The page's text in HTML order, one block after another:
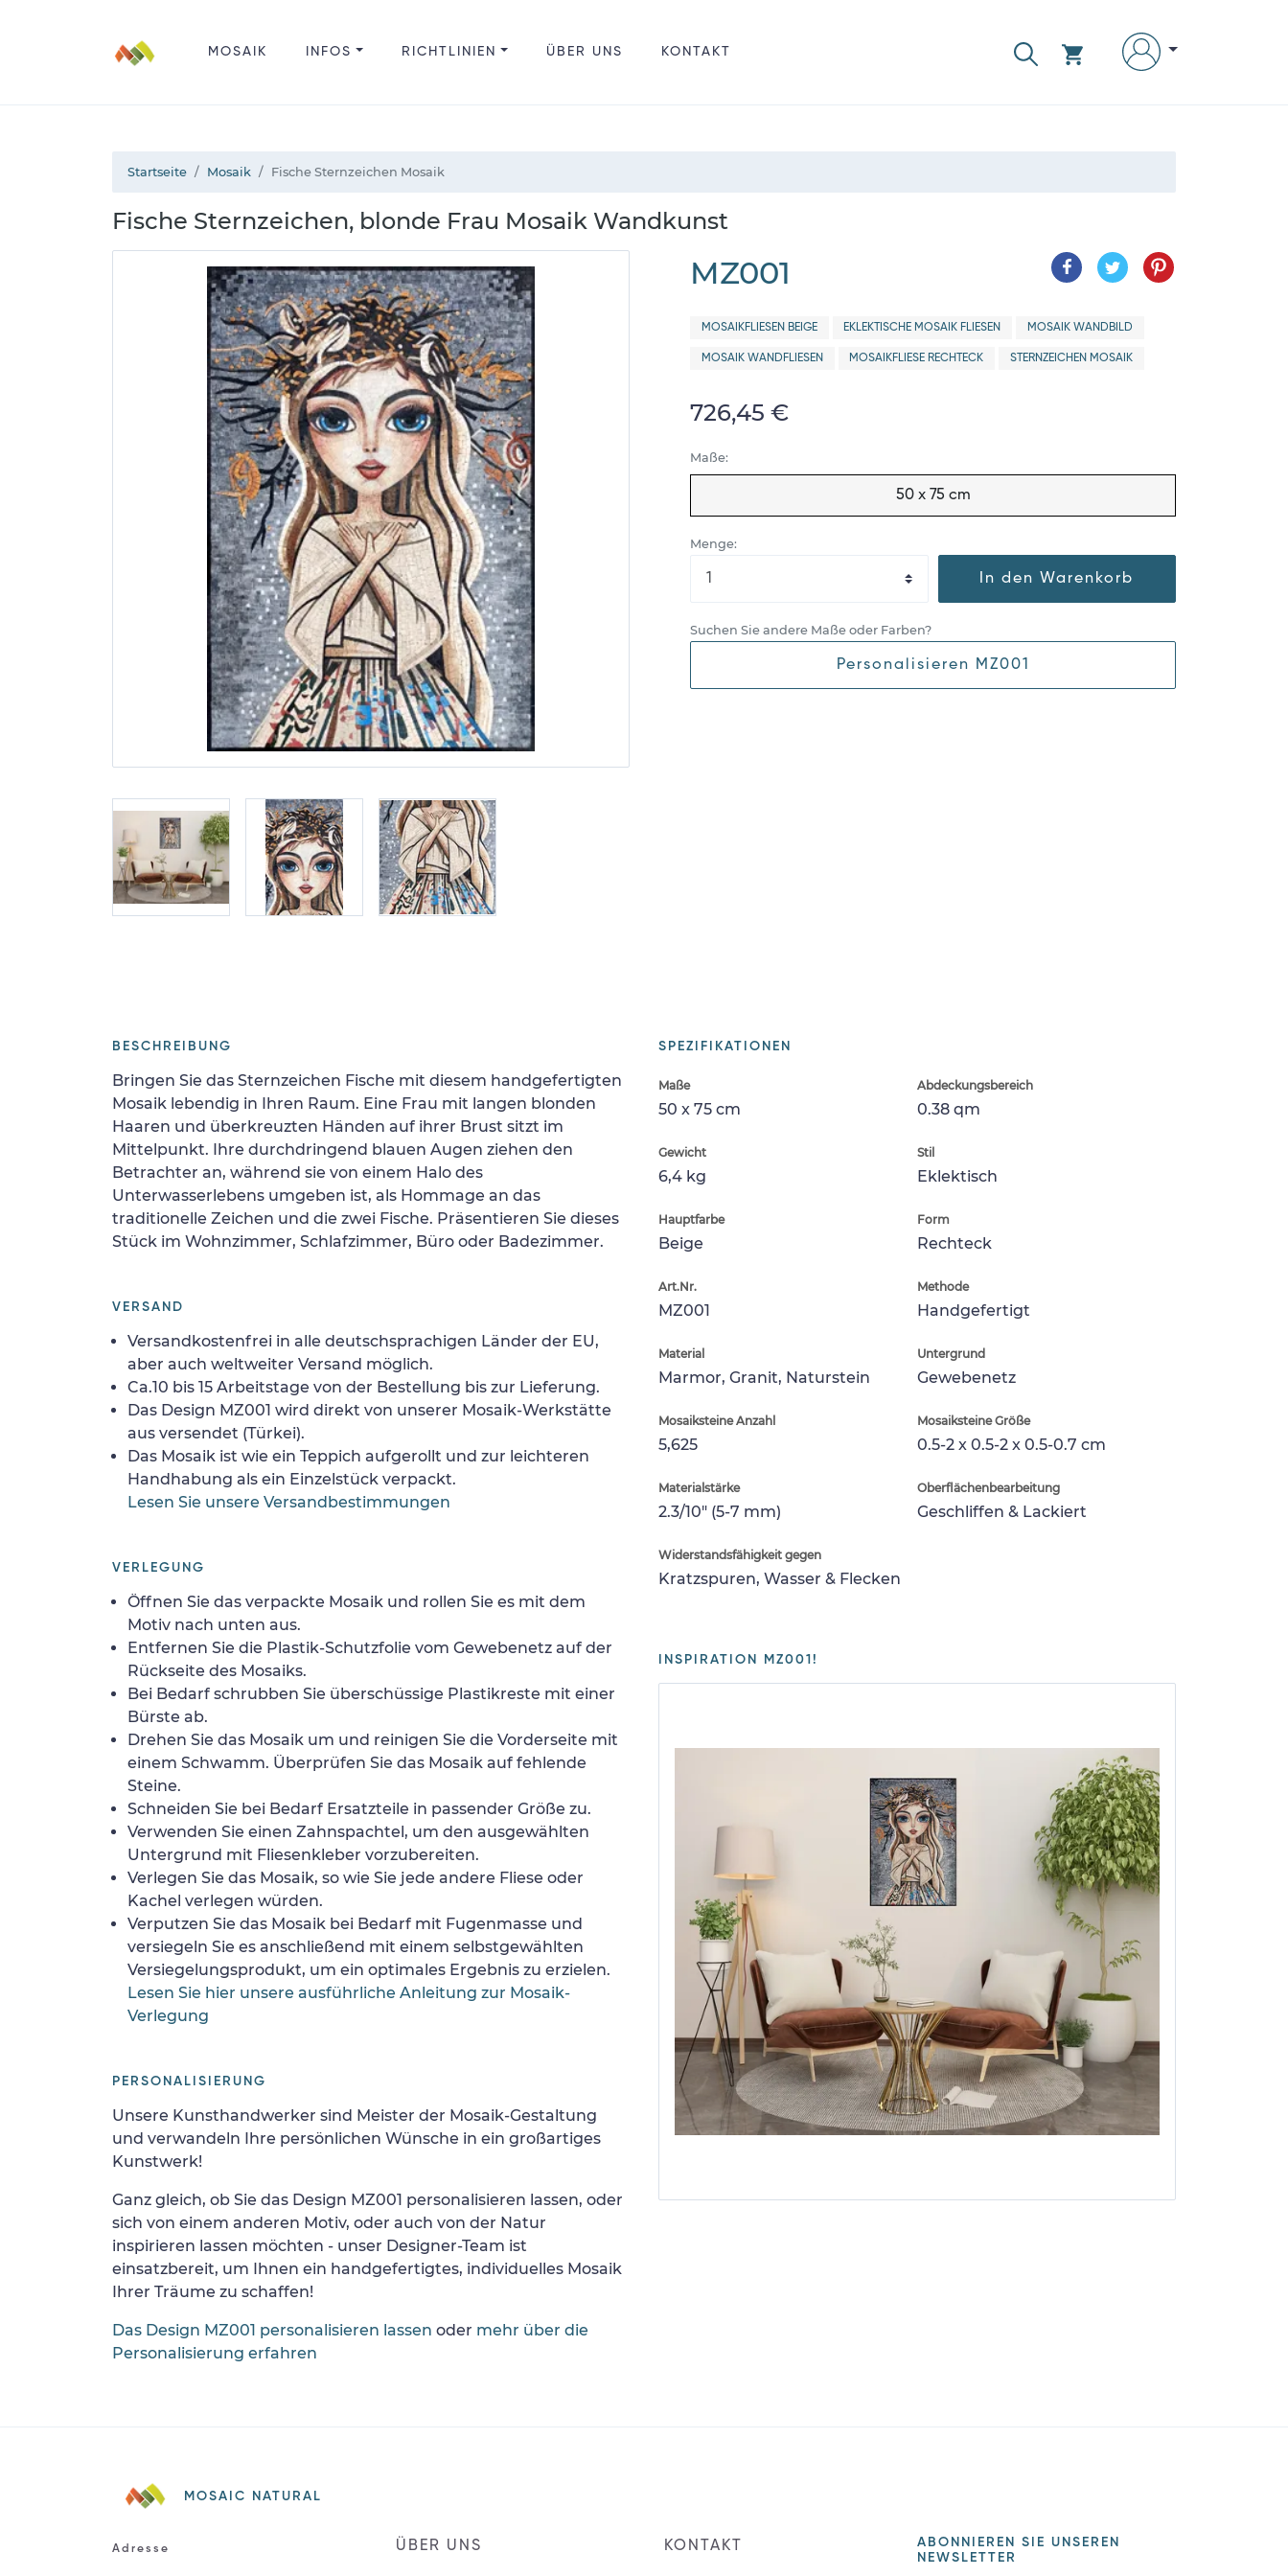
MOSAIK INFOS RICHTLINIEN ÜBER UNS KONTAKT
Startseite Mosaik Fische Sternzeichen Mosaik
Fische Sternzeichen, blonde Frau Mosaik Wandkunst
MZ001
MOSAIKFLIESEN BEIGE EKLEKTISCHE MOSAIK FLIESEN MOSAIK WANDBILD
MOSAIK WANDFLIESEN MOSAIKFLIESE RECHTECK STERNZEICHEN MOSAIK
726,45 €
Maße:
50 x 75 cm
Menge:
In den Warenkorb
Suchen Sie andere Maße oder Farben?
Personalisieren MZ001
SPEZIFIKATIONEN
Maße
50 x 75 cm
Abdeckungsbereich
0.38 qm
Gewicht
6,4 kg
Stil
Eklektisch
Hauptfarbe
Beige
Form
Rechteck
Art.Nr.
MZ001
Methode
Handgefertigt
Material
Marmor, Granit, Naturstein
Untergrund
Gewebenetz
Mosaiksteine Anzahl
5,625
Mosaiksteine Größe
0.5-2 x 0.5-2 x 0.5-0.7 cm
Materialstärke
2.3/10" (5-7 mm)
Oberflächenbearbeitung
Geschliffen & Lackiert
Widerstandsfähigkeit gegen
Kratzspuren, Wasser & Flecken
INSPIRATION MZ001!
BESCHREIBUNG
Bringen Sie das Sternzeichen Fische mit diesem handgefertigten
Mosaik lebendig in Ihren Raum. Eine Frau mit langen blonden
Haaren und überkreuzten Händen auf ihrer Brust sitzt im
Mittelpunkt. Ihre durchdringend blauen Augen ziehen den
Betrachter an, während sie von einem Halo des
Unterwasserlebens umgeben ist, als Hommage an das
traditionelle Zeichen und die zwei Fische. Präsentieren Sie dieses
Stück im Wohnzimmer, Schlafzimmer, Büro oder Badezimmer.
VERSAND
Versandkostenfrei in alle deutschsprachigen Länder der EU,
aber auch weltweiter Versand möglich.
Ca.10 bis 15 Arbeitstage von der Bestellung bis zur Lieferung.
Das Design MZ001 wird direkt von unserer Mosaik-Werkstätte
aus versendet (Türkei).
Das Mosaik ist wie ein Teppich aufgerollt und zur leichteren
Handhabung als ein Einzelstück verpackt.
Lesen Sie unsere Versandbestimmungen
VERLEGUNG
Öffnen Sie das verpackte Mosaik und rollen Sie es mit dem
Motiv nach unten aus.
Entfernen Sie die Plastik-Schutzfolie vom Gewebenetz auf der
Rückseite des Mosaiks.
Bei Bedarf schrubben Sie überschüssige Plastikreste mit einer
Bürste ab.
Drehen Sie das Mosaik um und reinigen Sie die Vorderseite mit
einem Schwamm. Überprüfen Sie das Mosaik auf fehlende
Steine.
Schneiden Sie bei Bedarf Ersatzteile in passender Größe zu.
Verwenden Sie einen Zahnspachtel, um den ausgewählten
Untergrund mit Fliesenkleber vorzubereiten.
Verlegen Sie das Mosaik, so wie Sie jede andere Fliese oder
Kachel verlegen würden.
Verputzen Sie das Mosaik bei Bedarf mit Fugenmasse und
versiegeln Sie es anschließend mit einem selbstgewählten
Versiegelungsprodukt, um ein optimales Ergebnis zu erzielen.
Lesen Sie hier unsere ausführliche Anleitung zur Mosaik-
Verlegung
PERSONALISIERUNG
Unsere Kunsthandwerker sind Meister der Mosaik-Gestaltung
und verwandeln Ihre persönlichen Wünsche in ein großartiges
Kunstwerk!
Ganz gleich, ob Sie das Design MZ001 personalisieren lassen, oder
sich von einem anderen Motiv, oder auch von der Natur
inspirieren lassen möchten - unser Designer-Team ist
einsatzbereit, um Ihnen ein handgefertigtes, individuelles Mosaik
Ihrer Träume zu schaffen!
Das Design MZ001 personalisieren lassen oder mehr über die
Personalisierung erfahren
MOSAIC NATURAL
Adresse ÜBER UNS KONTAKT
ABONNIEREN SIE UNSEREN
NEWSLETTER